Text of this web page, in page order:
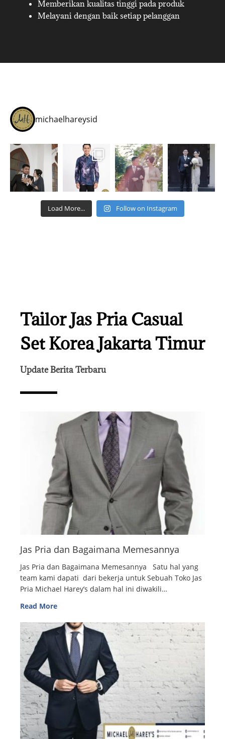
Memberikan kualitas tinggi pada produk
Melayani dengan baik setiap pelanggan
michaelhareysid
Load More... Follow on Instagram
Tailor Jas Pria Casual
Set Korea Jakarta Timur
Update Berita Terbaru
Jas Pria dan Bagaimana Memesannya
Jas Pria dan Bagaimana Memesannya Satu hal yang
team kami dapati dari bekerja untuk Sebuah Toko Jas
Pria Michael Harey’s dalam hal ini diwakili…
Read More